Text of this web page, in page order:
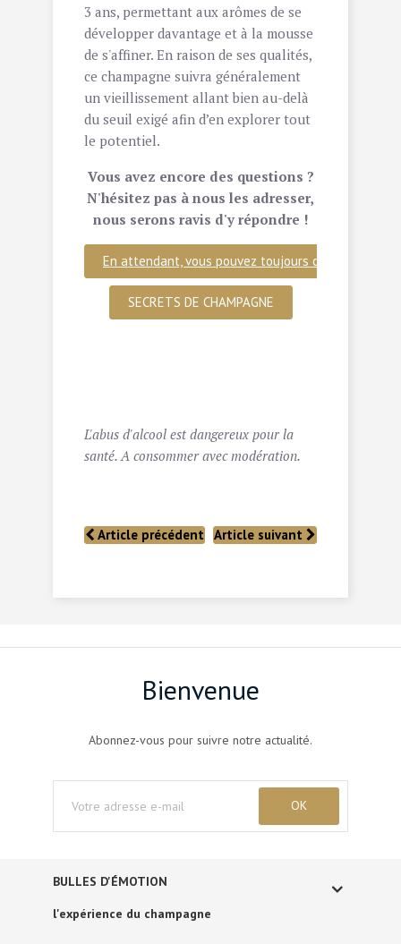
3 ans, permettant aux arômes de se
développer davantage et à la mousse
de s'affiner. En raison de ses qualités,
ce champagne suivra généralement
un vieillissement allant bien au-delà
du seuil exigé afin d’en explorer tout
le potentiel.
Vous avez encore des questions ?
N'hésitez pas à nous les adresser,
nous serons ravis d'y répondre !
En attendant, vous pouvez toujours consulter
SECRETS DE CHAMPAGNE
L'abus d'alcool est dangereux pour la
santé. A consommer avec modération.
Article précédent Article suivant
Bienvenue
Abonnez-vous pour suivre notre actualité.
BULLES D'ÉMOTION
l'expérience du champagne